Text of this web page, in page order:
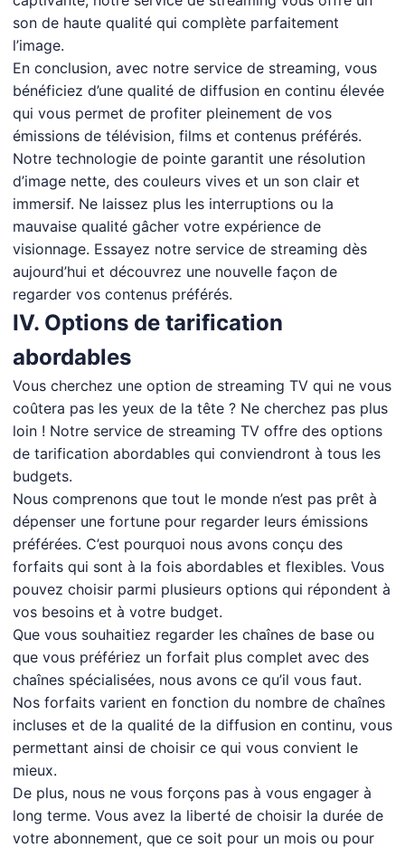
son de haute qualité qui complète parfaitement
l’image.
En conclusion, avec notre service de streaming, vous
bénéficiez d’une qualité de diffusion en continu élevée
qui vous permet de profiter pleinement de vos
émissions de télévision, films et contenus préférés.
Notre technologie de pointe garantit une résolution
d’image nette, des couleurs vives et un son clair et
immersif. Ne laissez plus les interruptions ou la
mauvaise qualité gâcher votre expérience de
visionnage. Essayez notre service de streaming dès
aujourd’hui et découvrez une nouvelle façon de
regarder vos contenus préférés.
IV. Options de tarification
abordables
Vous cherchez une option de streaming TV qui ne vous
coûtera pas les yeux de la tête ? Ne cherchez pas plus
loin ! Notre service de streaming TV offre des options
de tarification abordables qui conviendront à tous les
budgets.
Nous comprenons que tout le monde n’est pas prêt à
dépenser une fortune pour regarder leurs émissions
préférées. C’est pourquoi nous avons conçu des
forfaits qui sont à la fois abordables et flexibles. Vous
pouvez choisir parmi plusieurs options qui répondent à
vos besoins et à votre budget.
Que vous souhaitiez regarder les chaînes de base ou
que vous préfériez un forfait plus complet avec des
chaînes spécialisées, nous avons ce qu’il vous faut.
Nos forfaits varient en fonction du nombre de chaînes
incluses et de la qualité de la diffusion en continu, vous
permettant ainsi de choisir ce qui vous convient le
mieux.
De plus, nous ne vous forçons pas à vous engager à
long terme. Vous avez la liberté de choisir la durée de
votre abonnement, que ce soit pour un mois ou pour